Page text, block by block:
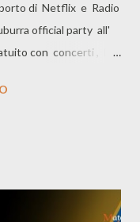
di Netflix e Radio
official party all'
con concerti , DJ
il live di Daniele
(chitarra), Alessandro